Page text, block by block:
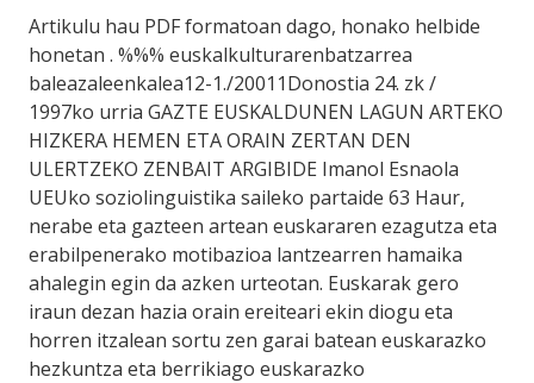
Artikulu hau PDF formatoan dago, honako helbide
honetan . %%% euskalkulturarenbatzarrea
baleazaleenkalea12-1./20011Donostia 24. zk /
1997ko urria GAZTE EUSKALDUNEN LAGUN ARTEKO
HIZKERA HEMEN ETA ORAIN ZERTAN DEN
ULERTZEKO ZENBAIT ARGIBIDE Imanol Esnaola
UEUko soziolinguistika saileko partaide 63 Haur,
nerabe eta gazteen artean euskararen ezagutza eta
erabilpenerako motibazioa lantzearren hamaika
ahalegin egin da azken urteotan. Euskarak gero
iraun dezan hazia orain ereiteari ekin diogu eta
horren itzalean sortu zen garai batean euskarazko
hezkuntza eta berrikiago euskarazko